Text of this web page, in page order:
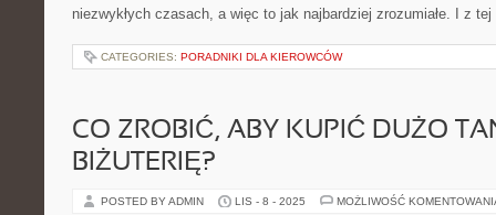
niezwykłych czasach, a więc to jak najbardziej zrozumiałe. I z
CATEGORIES: PORADNIKI DLA KIEROWCÓW
CO ZROBIĆ, ABY KUPIĆ DUŻO
BIŻUTERIĘ?
POSTED BY ADMIN LIS - 8 - 2025 MOŻLIWOŚĆ